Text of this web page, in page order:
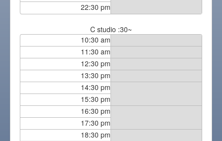
22:30 pm
C studio :30~
10:30 am
11:30 am
12:30 pm
13:30 pm
14:30 pm
15:30 pm
16:30 pm
17:30 pm
18:30 pm